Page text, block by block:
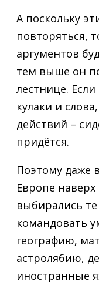
А поскольку
повторяться,
аргументов
тем выше он
лестнице.
кулаки и
действий –
придётся.
Поэтому даже
Европе
выбирались
командовать
географию,
астролябию,
иностранные